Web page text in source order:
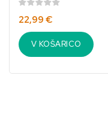
OČALA, 550 KOM....
22,99 €
V KOŠARICO